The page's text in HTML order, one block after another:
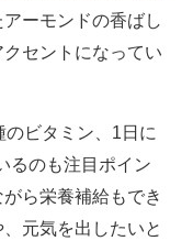
ーモンドの香ばし
セントになってい
ビタミン、1日に
るのも注目ポイン
ら栄養補給もでき
元気を出したいと